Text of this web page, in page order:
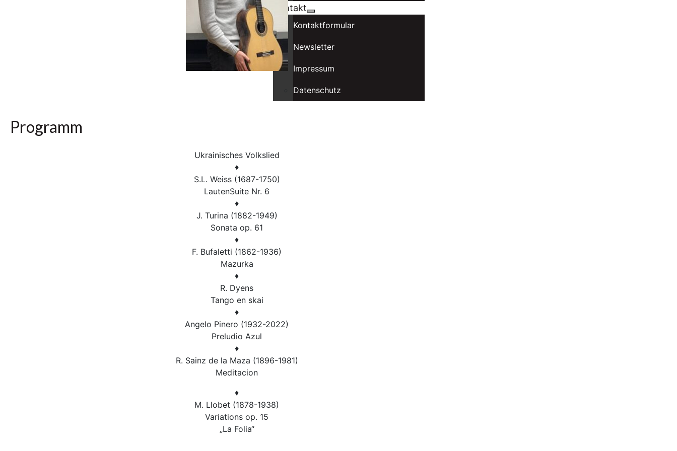
Kontakt
Kontaktformular
Newsletter
Impressum
Datenschutz
Programm
Ukrainisches Volkslied
♦
S.L. Weiss (1687-1750)
LautenSuite Nr. 6
♦
J. Turina (1882-1949)
Sonata op. 61
♦
F. Bufaletti (1862-1936)
Mazurka
♦
R. Dyens
Tango en skai
♦
Angelo Pinero (1932-2022)
Preludio Azul
♦
R. Sainz de la Maza (1896-1981)
Meditacion
♦
M. Llobet (1878-1938)
Variations op. 15
„La Folia“